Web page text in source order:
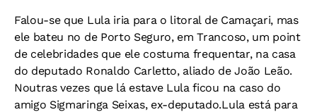
Falou-se que Lula iria para o litoral de Camaçari, mas
ele bateu no de Porto Seguro, em Trancoso, um point
de celebridades que ele costuma frequentar, na casa
do deputado Ronaldo Carletto, aliado de João Leão.
Noutras vezes que lá estave Lula ficou na caso do
amigo Sigmaringa Seixas, ex-deputado.Lula está para